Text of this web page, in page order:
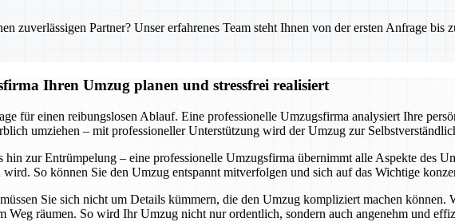
zuverlässigen Partner? Unser erfahrenes Team steht Ihnen von der ersten Anfrage
Ihren Umzug planen und stressfrei realisiert
für einen reibungslosen Ablauf. Eine professionelle Umzugsfirma analysiert Ihre
umziehen – mit professioneller Unterstützung wird der Umzug zur
hin zur Entrümpelung – eine professionelle Umzugsfirma übernimmt alle Aspekte des
wird. So können Sie den Umzug entspannt mitverfolgen und sich auf das Wichtige
Sie sich nicht um Details kümmern, die den Umzug kompliziert machen
Weg räumen. So wird Ihr Umzug nicht nur ordentlich, sondern auch angenehm und